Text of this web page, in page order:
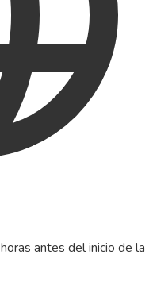
antes del inicio de la